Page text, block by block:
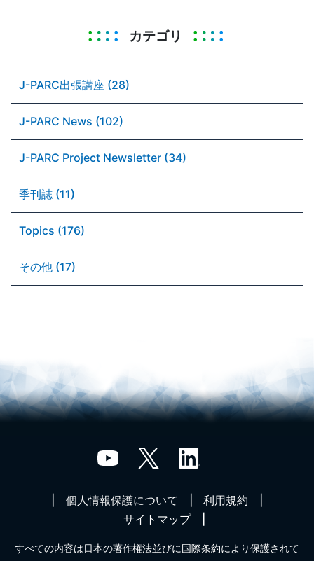
カテゴリ
J-PARC出張講座 (28)
J-PARC News (102)
J-PARC Project Newsletter (34)
季刊誌 (11)
Topics (176)
その他 (17)
個人情報保護について
利用規約
サイトマップ
すべての内容は日本の著作権法並びに国際条約により保護されて